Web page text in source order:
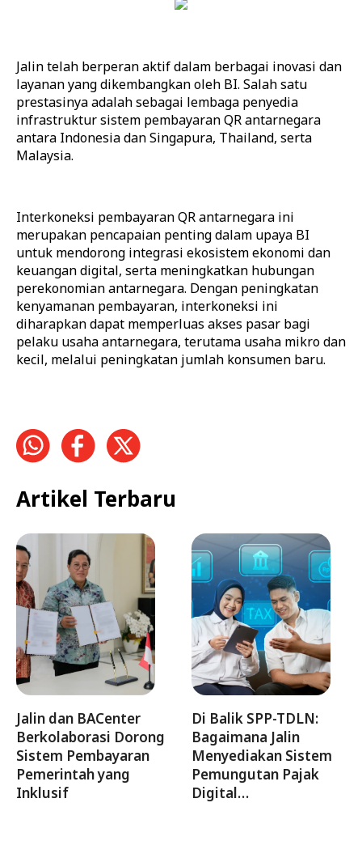
Jalin telah berperan aktif dalam berbagai inovasi dan
layanan yang dikembangkan oleh BI. Salah satu
prestasinya adalah sebagai lembaga penyedia
infrastruktur sistem pembayaran QR antarnegara
antara Indonesia dan Singapura, Thailand, serta
Malaysia.
Interkoneksi pembayaran QR antarnegara ini
merupakan pencapaian penting dalam upaya BI
untuk mendorong integrasi ekosistem ekonomi dan
keuangan digital, serta meningkatkan hubungan
perekonomian antarnegara. Dengan peningkatan
kenyamanan pembayaran, interkoneksi ini
diharapkan dapat memperluas akses pasar bagi
pelaku usaha antarnegara, terutama usaha mikro dan
kecil, melalui peningkatan jumlah konsumen baru.
Artikel Terbaru
Jalin dan BACenter
Berkolaborasi Dorong
Sistem Pembayaran
Pemerintah yang
Inklusif
Di Balik SPP-TDLN:
Bagaimana Jalin
Menyediakan Sistem
Pemungutan Pajak
Digital…